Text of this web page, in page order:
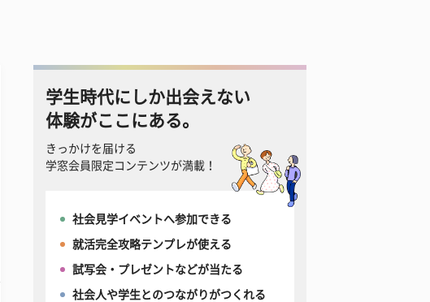
学生時代にしか出会えない
体験がここにある。
きっかけを届ける
学窓会員限定コンテンツが満載！
社会見学イベントへ参加できる
就活完全攻略テンプレが使える
試写会・プレゼントなどが当たる
社会人や学生とのつながりがつくれる